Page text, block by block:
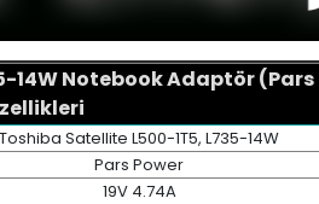
14W Notebook Adaptör (Pars
Toshiba Satellite L500-1T5, L735-14W
Pars Power
19V 4.74A